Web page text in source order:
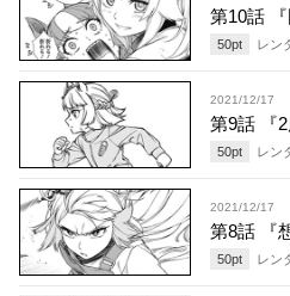
第10話 『
50pt レン
2021/12/17
第9話 『2
50pt レン
2021/12/17
第8話 『
50pt レン